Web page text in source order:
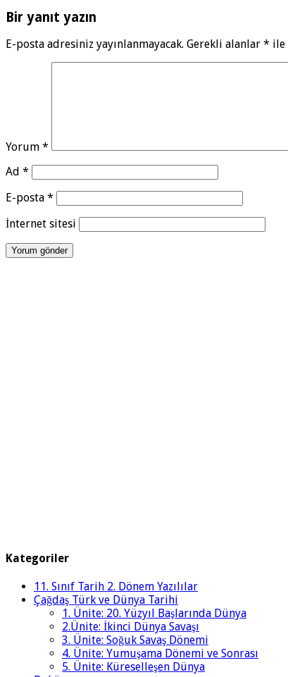
Bir yanıt yazın
E-posta adresiniz yayınlanmayacak. Gerekli alanlar * ile
Yorum *
Ad *
E-posta *
İnternet sitesi
Kategoriler
11. Sınıf Tarih 2. Dönem Yazılılar
Çağdaş Türk ve Dünya Tarihi
1. Ünite: 20. Yüzyıl Başlarında Dünya
2.Ünite: İkinci Dünya Savaşı
3. Ünite: Soğuk Savaş Dönemi
4. Ünite: Yumuşama Dönemi ve Sonrası
5. Ünite: Küreselleşen Dünya